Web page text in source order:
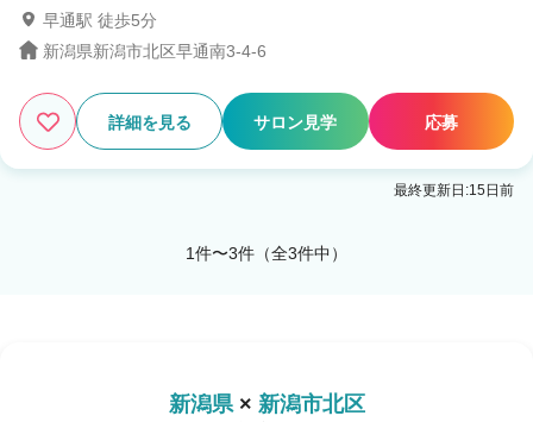
早通駅 徒歩5分
新潟県新潟市北区早通南3-4-6
詳細を見る サロン見学 応募
最終更新日:15日前
1件〜3件（全3件中）
新潟県× 新潟市北区